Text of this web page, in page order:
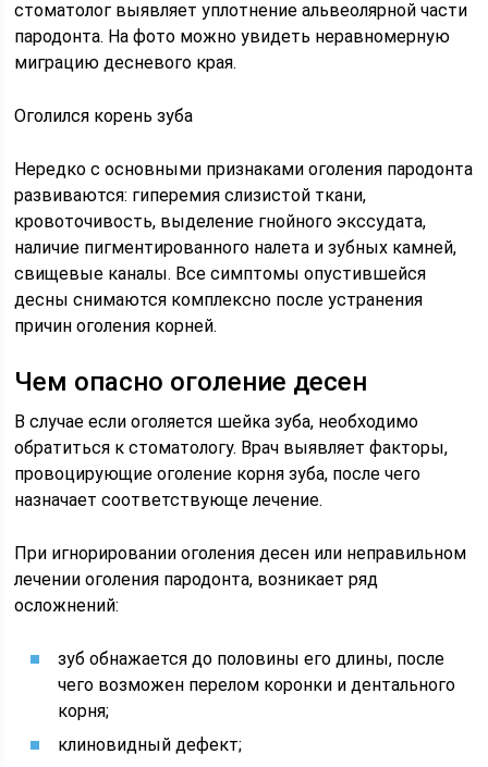
стоматолог выявляет уплотнение альвеолярной части
пародонта. На фото можно увидеть неравномерную
миграцию десневого края.
Оголился корень зуба
Нередко с основными признаками оголения пародонта
развиваются: гиперемия слизистой ткани,
кровоточивость, выделение гнойного экссудата,
наличие пигментированного налета и зубных камней,
свищевые каналы. Все симптомы опустившейся
десны снимаются комплексно после устранения
причин оголения корней.
Чем опасно оголение десен
В случае если оголяется шейка зуба, необходимо
обратиться к стоматологу. Врач выявляет факторы,
провоцирующие оголение корня зуба, после чего
назначает соответствующе лечение.
При игнорировании оголения десен или неправильном
лечении оголения пародонта, возникает ряд
осложнений:
зуб обнажается до половины его длины, после
чего возможен перелом коронки и дентального
корня;
клиновидный дефект;